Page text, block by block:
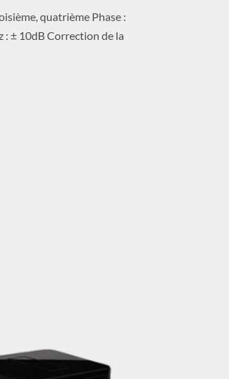
quatrième Phase :
: ± 10dB Correction de la